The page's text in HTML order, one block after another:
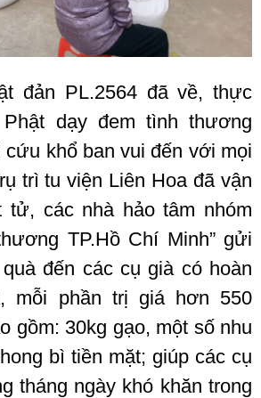
đản PL.2564 đã về, thực
dạy đem tình thương
khổ ban vui đến với mọi
trì tu viện Liên Hoa đã vận
tử, các nhà hảo tâm nhóm
TP.Hồ Chí Minh” gửi
đến các cụ già có hoàn
mỗi phần trị giá hơn 550
gồm: 30kg gạo, một số nhu
bì tiền mặt; giúp các cụ
tháng ngày khó khăn trong